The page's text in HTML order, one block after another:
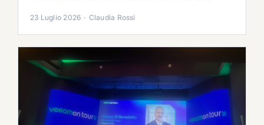
23 Luglio 2026 · Claudia Rossi